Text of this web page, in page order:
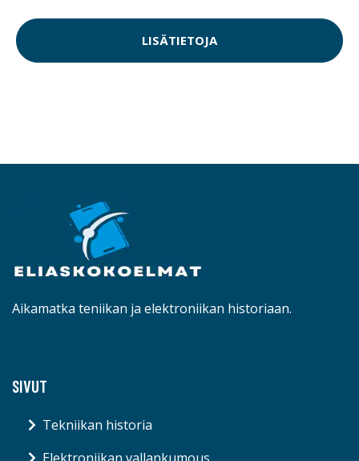
LISÄTIETOJA
Aikamatka teniikan ja elektroniikan historiaan.
SIVUT
Tekniikan historia